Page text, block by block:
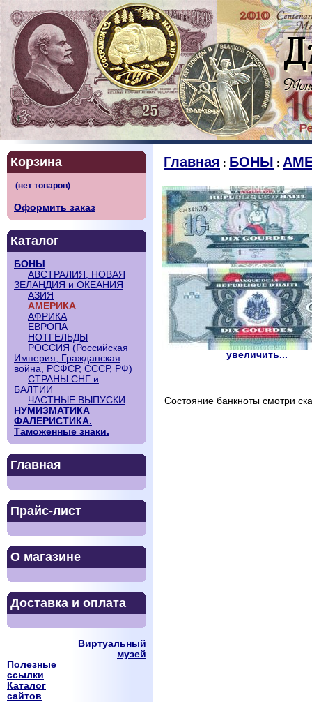
Корзина
Оформить заказ
Каталог
БОНЫ
АВСТРАЛИЯ, НОВАЯ
ЗЕЛАНДИЯ и ОКЕАНИЯ
АЗИЯ
АМЕРИКА
АФРИКА
ЕВРОПА
НОТГЕЛЬДЫ
РОССИЯ (Российская
Империя, Гражданская
война, РСФСР, СССР, РФ)
СТРАНЫ СНГ и
БАЛТИИ
ЧАСТНЫЕ ВЫПУСКИ
НУМИЗМАТИКА
ФАЛЕРИСТИКА.
Таможенные знаки.
Главная
Прайс-лист
О магазине
Доставка и оплата
Виртуальный
музей
Полезные
ссылки
Каталог
сайтов
Главная : БОНЫ :
увеличить...
Состояние банкноты смотри